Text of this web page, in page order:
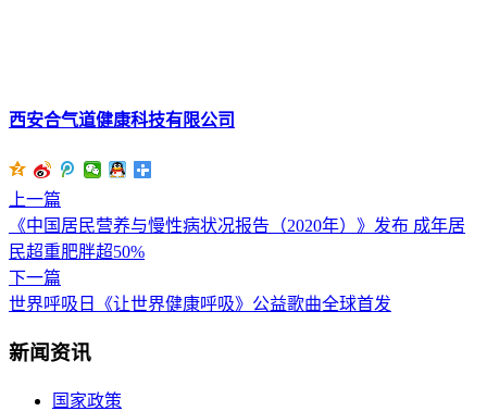
西安合气道健康科技有限公司
上一篇
《中国居民营养与慢性病状况报告（2020年）》发布 成年居
民超重肥胖超50%
下一篇
世界呼吸日《让世界健康呼吸》公益歌曲全球首发
新闻资讯
国家政策